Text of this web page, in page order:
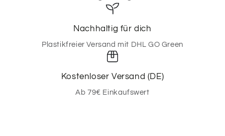
Nachhaltig für dich
Plastikfreier Versand mit DHL GO Green
Kostenloser Versand (DE)
Ab 79€ Einkaufswert